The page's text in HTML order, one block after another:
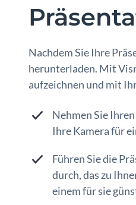
Nachdem Sie Ihre
herunterladen. Mit
aufzeichnen und mit
Nehmen Sie
Ihre Kamera für
Führen Sie die
durch, das zu
einem für sie